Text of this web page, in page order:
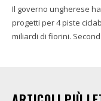
Il governo ungherese
progetti per 4 piste
miliardi di